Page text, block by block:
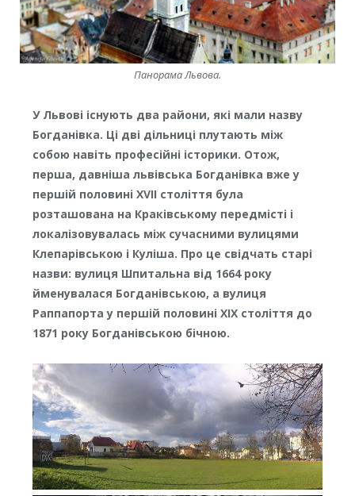
Панорама Львова.
У Львові існують два райони, які мали назву
Богданівка. Ці дві дільниці плутають між
собою навіть професійні історики. Отож,
перша, давніша львівська Богданівка вже у
першій половині XVII століття була
розташована на Краківському передмісті і
локалізовувалась між сучасними вулицями
Клепарівською і Куліша. Про це свідчать старі
назви: вулиця Шпитальна від 1664 року
йменувалася Богданівською, а вулиця
Раппапорта у першій половині XIX століття до
1871 року Богданівською бічною.